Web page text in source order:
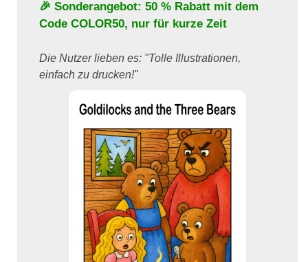
🎉 Sonderangebot: 50 % Rabatt mit dem
Code COLOR50, nur für kurze Zeit
Die Nutzer lieben es: "Tolle Illustrationen,
einfach zu drucken!"